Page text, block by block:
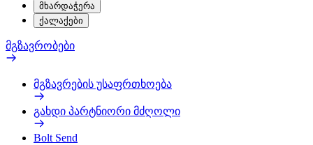
მხარდაჭერა
ქალაქები
მგზავრობები
მგზავრების უსაფრთხოება
გახდი პარტნიორი მძღოლი
Bolt Send